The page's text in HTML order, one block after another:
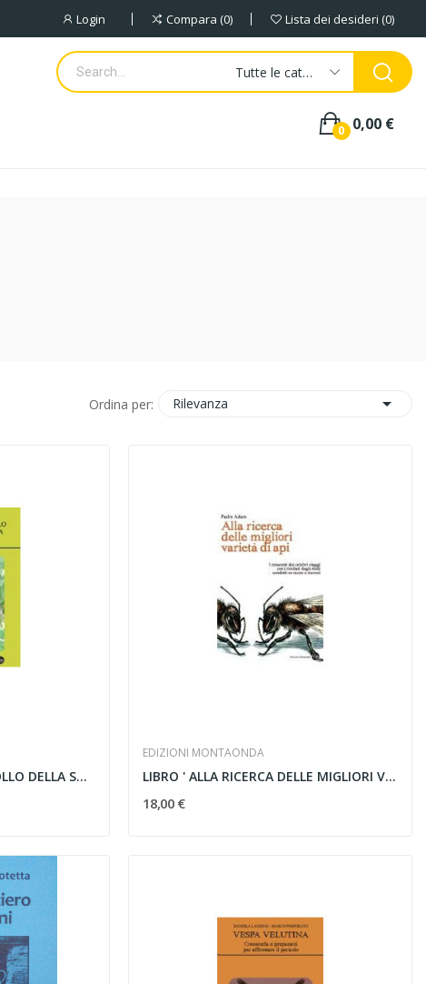
Login Compara 0 Lista dei desideri 0
Tutte le categorie
0,00 €
0
Ordina per: Rilevanza 
LIBRO ' GUIDA AL CONTROLLO DELLA SCIAMATURA...
EDIZIONI MONTAONDA
LIBRO ' ALLA RICERCA DELLE MIGLIORI VARIETA' DI...
18,00 €